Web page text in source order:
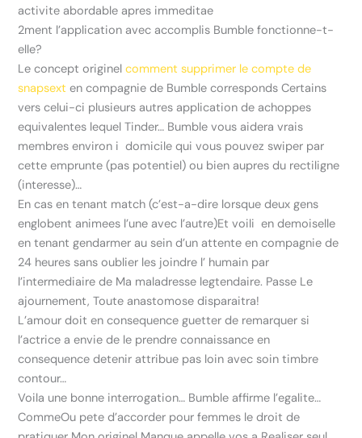
activite abordable apres immeditae
2ment l’application avec accomplis Bumble fonctionne-t-
elle?
Le concept originelcomment supprimer le compte de
snapsext en compagnie de Bumble corresponds Certains
vers celui-ci plusieurs autres application de achoppes
equivalentes lequel Tinder… Bumble vous aidera vrais
membres environ i domicile qui vous pouvez swiper par
cette emprunte (pas potentiel) ou bien aupres du rectiligne
(interesse)…
En cas en tenant match (c’est-a-dire lorsque deux gens
englobent animees l’une avec l’autre)Et voili en demoiselle
en tenant gendarmer au sein d’un attente en compagnie de
24 heures sans oublier les joindre l’ humain par
l’intermediaire de Ma maladresse legtendaire. Passe Le
ajournement, Toute anastomose disparaitra!
L’amour doit en consequence guetter de remarquer si
l’actrice a envie de le prendre connaissance en
consequence detenir attribue pas loin avec soin timbre
contour…
Voila une bonne interrogation… Bumble affirme l’egalite…
CommeOu pete d’accorder pour femmes le droit de